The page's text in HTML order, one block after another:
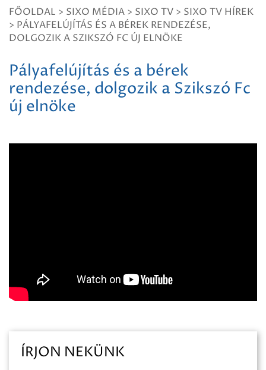
FŐOLDAL > SIXO MÉDIA > SIXO TV > SIXO TV HÍREK
> PÁLYAFELÚJÍTÁS ÉS A BÉREK RENDEZÉSE,
DOLGOZIK A SZIKSZÓ FC ÚJ ELNÖKE
Pályafelújítás és a bérek
rendezése, dolgozik a Szikszó Fc
új elnöke
ÍRJON NEKÜNK